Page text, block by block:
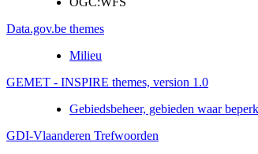
Data.gov.be themes
Milieu
GEMET - INSPIRE themes, version 1.0
Gebiedsbeheer, gebieden waar
GDI-Vlaanderen Trefwoorden